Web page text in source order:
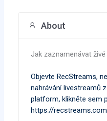
About
Jak zaznamenávat
Objevte RecStreams,
nahrávání livestreamů
platform, klikněte sem
https://recstreams.com